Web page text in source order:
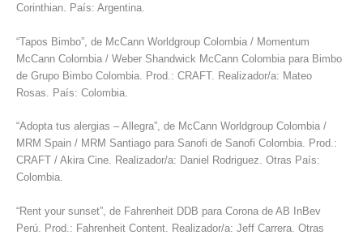
Corinthian. País: Argentina.
“Tapos Bimbo”, de McCann Worldgroup Colombia / Momentum
McCann Colombia / Weber Shandwick McCann Colombia para Bimbo
de Grupo Bimbo Colombia. Prod.: CRAFT. Realizador/a: Mateo
Rosas. País: Colombia.
“Adopta tus alergias – Allegra”, de McCann Worldgroup Colombia /
MRM Spain / MRM Santiago para Sanofi de Sanofi Colombia. Prod.:
CRAFT / Akira Cine. Realizador/a: Daniel Rodriguez. Otras País:
Colombia.
“Rent your sunset”, de Fahrenheit DDB para Corona de AB InBev
Perú. Prod.: Fahrenheit Content. Realizador/a: Jeff Carrera. Otras